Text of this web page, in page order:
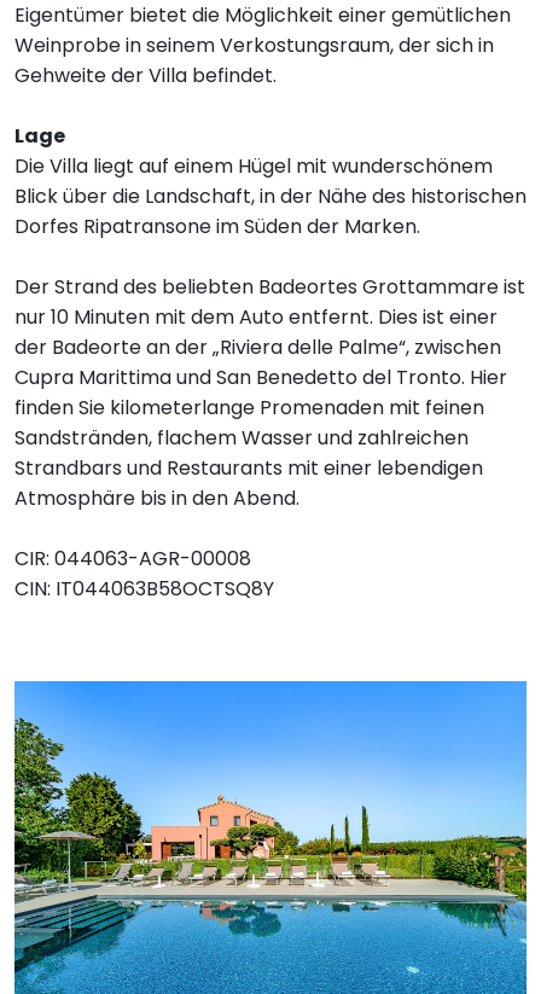
Eigentümer bietet die Möglichkeit einer gemütlichen
Weinprobe in seinem Verkostungsraum, der sich in
Gehweite der Villa befindet.
Lage
Die Villa liegt auf einem Hügel mit wunderschönem
Blick über die Landschaft, in der Nähe des historischen
Dorfes Ripatransone im Süden der Marken.
Der Strand des beliebten Badeortes Grottammare ist
nur 10 Minuten mit dem Auto entfernt. Dies ist einer
der Badeorte an der „Riviera delle Palme“, zwischen
Cupra Marittima und San Benedetto del Tronto. Hier
finden Sie kilometerlange Promenaden mit feinen
Sandstränden, flachem Wasser und zahlreichen
Strandbars und Restaurants mit einer lebendigen
Atmosphäre bis in den Abend.
CIR: 044063-AGR-00008
CIN: IT044063B58OCTSQ8Y